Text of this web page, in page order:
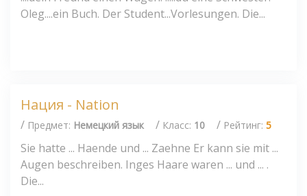
Oleg....ein Buch. Der Student...Vorlesungen. Die...
Нация - Nation
/ Предмет: Немецкий язык / Класс: 10 / Рейтинг: 5
Sie hatte ... Haende und ... Zaehne Er kann sie mit ...
Augen beschreiben. Inges Haare waren ... und ... .
Die...